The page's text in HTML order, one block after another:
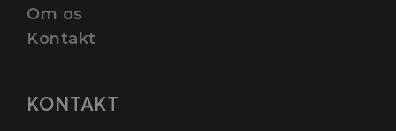
Om os
Kontakt
KONTAKT